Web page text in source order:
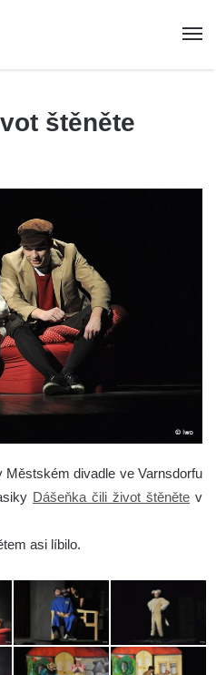
štěněte
Městském divadle ve Varnsdorfu
Dášeňka čili život štěněte v
asi líbilo.